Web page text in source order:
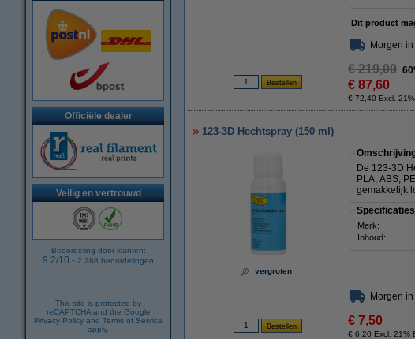
Officiële dealer
Veilig en vertrouwd
Beoordeling door klanten:
9.2/10 - 2.288 beoordelingen
This site is protected by
reCAPTCHA and the Google
Privacy Policy and Terms of Service
apply.
Dit product
Morgen
€ 219,00
€ 87,60
€ 72,40 Excl.
123-3D Hechtspray (150 ml)
vergroten
De 123‑3D
PLA, ABS,
gemakkelijk
Specificaties
Merk:
Inhoud:
Morgen
€ 7,50
€ 6,20 Excl. 21%